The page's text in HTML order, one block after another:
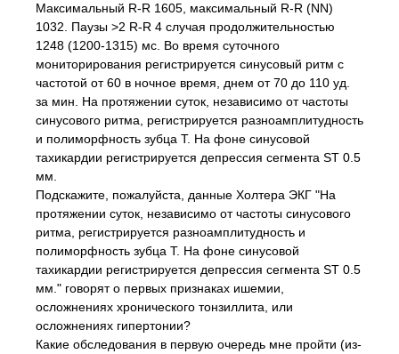
Максимальный R-R 1605, максимальный R-R (NN)
1032. Паузы >2 R-R 4 случая продолжительностью
1248 (1200-1315) мс. Во время суточного
мониторирования регистрируется синусовый ритм с
частотой от 60 в ночное время, днем от 70 до 110 уд.
за мин. На протяжении суток, независимо от частоты
синусового ритма, регистрируется разноамплитудность
и полиморфность зубца Т. На фоне синусовой
тахикардии регистрируется депрессия сегмента ST 0.5
мм.
Подскажите, пожалуйста, данные Холтера ЭКГ "На
протяжении суток, независимо от частоты синусового
ритма, регистрируется разноамплитудность и
полиморфность зубца Т. На фоне синусовой
тахикардии регистрируется депрессия сегмента ST 0.5
мм." говорят о первых признаках ишемии,
осложнениях хронического тонзиллита, или
осложнениях гипертонии?
Какие обследования в первую очередь мне пройти (из-